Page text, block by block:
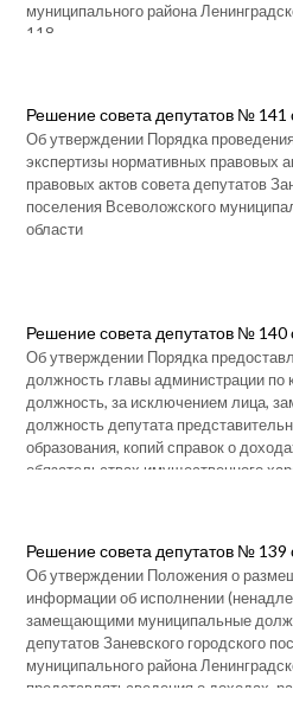
муниципального района
118
Решение совета депутатов № 141
Об утверждении Порядка
экспертизы нормативных правовых
правовых актов совета депутатов
поселения Всеволожского
области
Решение совета депутатов № 140
Об утверждении Порядка
должность главы администрации по
должность, за исключением лица,
должность депутата
образования, копий справок о
обязательствах имущественного
органа местного самоуправления
поселения Всеволожского
области в информационно-
«Интернет» и предоставления этих
информации для опубликования
Решение совета депутатов № 139
Об утверждении Положения о
информации об исполнении
замещающими муниципальные
депутатов Заневского городского
муниципального района
представлятьсведения о доходах,